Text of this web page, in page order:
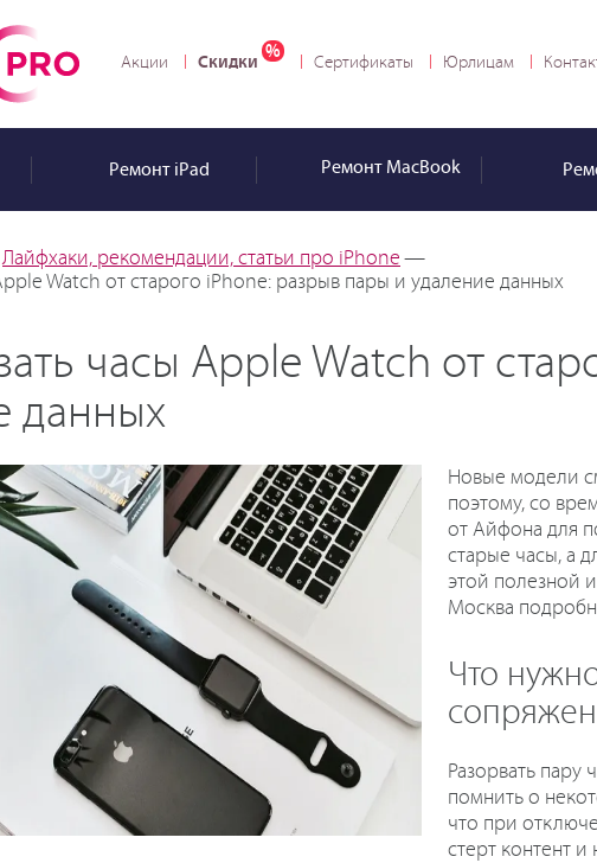
Акции Скидки Сертификаты Юрлицам
РемонтiPad Ремонт MacBook
Лайфхаки, рекомендации, статьи про iPhone —
Watch от старого iPhone: разрыв пары и удаление данных
часы Apple Watch от
данных
Новые модели
поэтому, со
от Айфона для
старые часы, а
этой полезной
Москва
Что
Разорвать
помнить о
что при
стерт контент